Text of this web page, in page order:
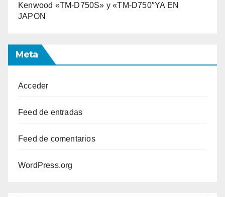
Kenwood «TM-D750S» y «TM-D750″YA EN
JAPON
Meta
Acceder
Feed de entradas
Feed de comentarios
WordPress.org